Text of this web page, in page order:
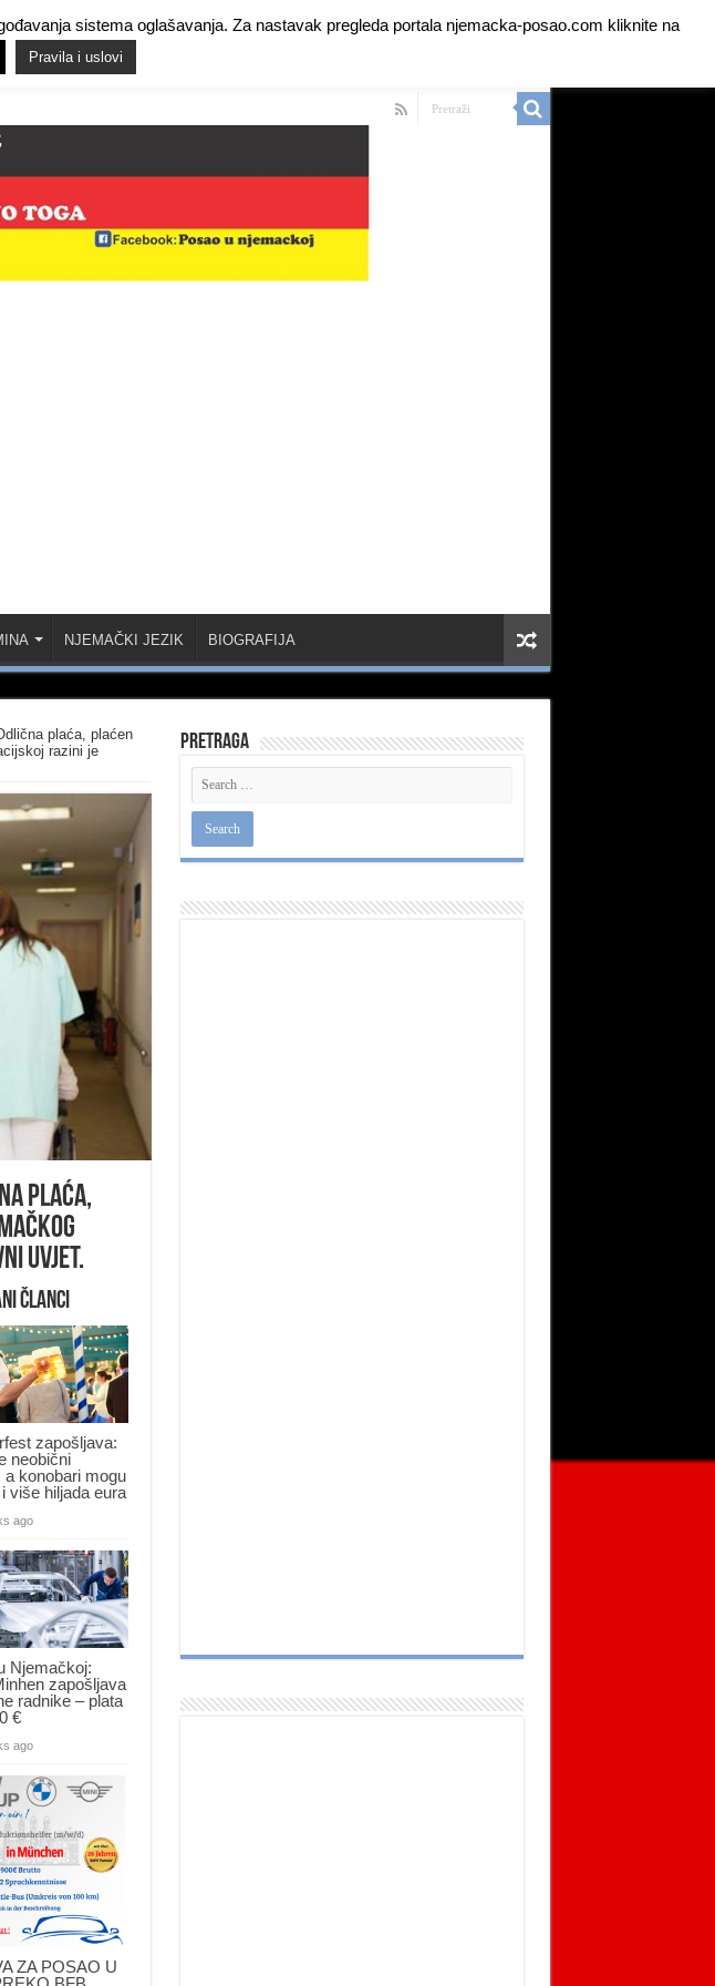
Ads for Premium Members
I USLOVI
NJEMAČKI JEZIK BIOGRAFIJA
plaća, plaćen
razini je
plaća,
uvjet.
članci
zapošljava:
neobični
a konobari mogu
više hiljada eura
ago
Njemačkoj:
zapošljava
radnike – plata
€
ago
ZA POSAO U
Pretraga
sistema oglašavanja. Za nastavak pregleda portala njemacka-posao.com kliknite na
Pravila i uslovi